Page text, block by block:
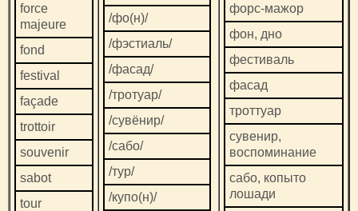
force
majeure
fond
festival
façade
trottoir
souvenir
sabot
tour
/фо(н)/
/фэстиаль/
/фасад/
/тротуар/
/сувёнир/
/сабо/
/тур/
/купо(н)/
форс-мажор
фон, дно
фестиваль
фасад
троттуар
сувенир,
воспоминание
сабо, копыто
лошади